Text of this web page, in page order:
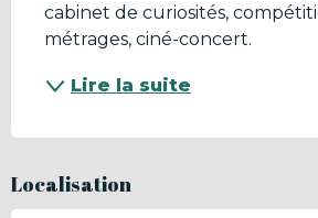
cabinet de curiosités,
métrages, ciné-concert.
Lire la suite
Localisation